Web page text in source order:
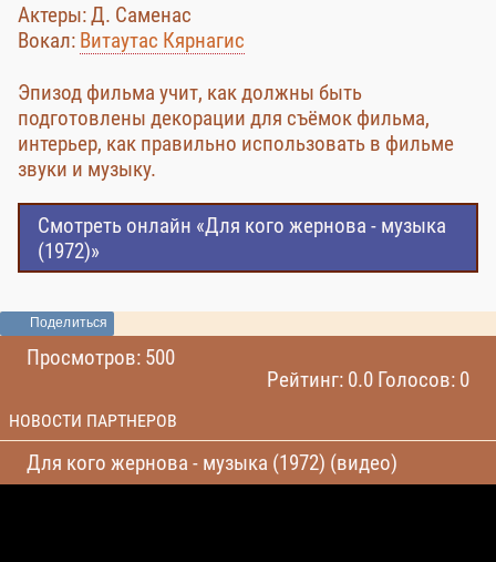
Актеры: Д. Саменас
Вокал: Витаутас Кярнагис
Эпизод фильма учит, как должны быть
подготовлены декорации для съёмок фильма,
интерьер, как правильно использовать в фильме
звуки и музыку.
Смотреть онлайн «Для кого жернова - музыка
(1972)»
Поделиться
Просмотров: 500
Рейтинг: 0.0 Голосов: 0
НОВОСТИ ПАРТНЕРОВ
Для кого жернова - музыка (1972) (видео)